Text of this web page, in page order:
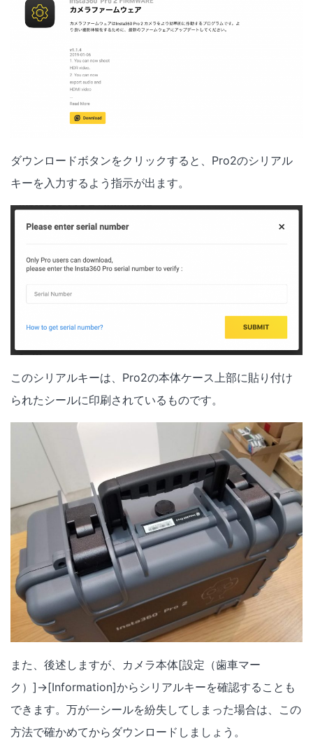
ダウンロードボタンをクリックすると、Pro2のシリアル
キーを入力するよう指示が出ます。
このシリアルキーは、Pro2の本体ケース上部に貼り付け
られたシールに印刷されているものです。
また、後述しますが、カメラ本体[設定（歯車マー
ク）]→[Information]からシリアルキーを確認することも
できます。万が一シールを紛失してしまった場合は、この
方法で確かめてからダウンロードしましょう。